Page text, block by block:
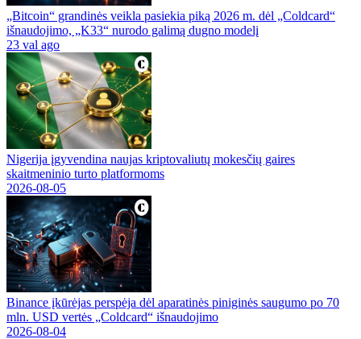
„Bitcoin“ grandinės veikla pasiekia piką 2026 m. dėl „Coldcard“
išnaudojimo, „K33“ nurodo galimą dugno modelį
23 val ago
Nigerija įgyvendina naujas kriptovaliutų mokesčių gaires
skaitmeninio turto platformoms
2026-08-05
Binance įkūrėjas perspėja dėl aparatinės piniginės saugumo po 70
mln. USD vertės „Coldcard“ išnaudojimo
2026-08-04